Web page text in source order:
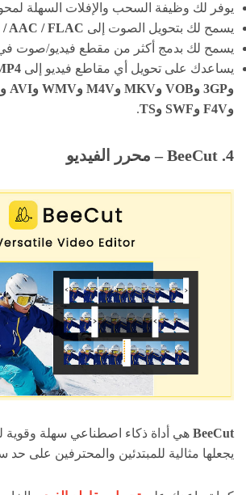
يوفر لك وظيفة السحب والإفلات السهلة
يسمح لك بتحويل الصوت إلى / AAC / FLAC
يسمح لك بدمج أكثر من مقطع فيديو/صوت
يساعدك على تحويل أي مقاطع فيديو إلى
وF4V وSWF وTS
.
4. BeeCut – محرر الفيديو
BeeCut هي أداة ذكاء اصطناعي سهلة وقوية
يجعلها مثالية للمبتدئين والمحترفين على حد